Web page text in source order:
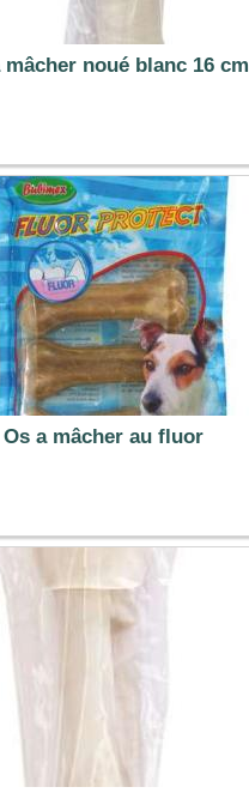
mâcher noué blanc 16 cm
2.59 €
Os a mâcher au fluor
2.39 €